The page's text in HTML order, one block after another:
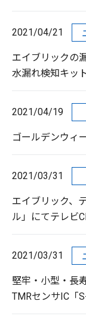
2021/04/21
エイブリックの
水漏れ検知キッ
2021/04/19
ゴールデンウィ
2021/03/31
エイブリック、
ル」にてテレビ
2021/03/31
堅牢・小型・長
TMRセンサIC「